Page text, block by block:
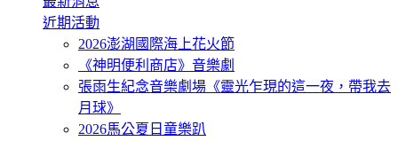
近期活動
2026澎湖國際海上花火節
《神明便利商店》音樂劇
張雨生紀念音樂劇場《靈光乍現的這一夜，帶我去
月球》
2026馬公夏日童樂趴